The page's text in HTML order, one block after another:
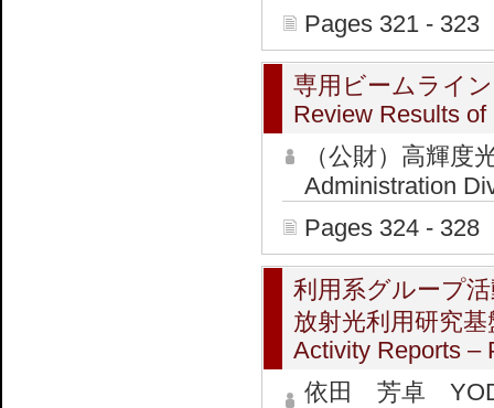
Pages 321 - 323
専用ビームライ
Review Results
（公財）高輝
Administration
Pages 324 - 328
利用系グループ
放射光利用研究
Activity Reports –
依田 芳卓